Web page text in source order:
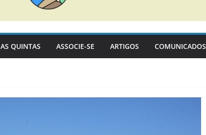
AS QUINTAS ASSOCIE-SE ARTIGOS COMUNICADOS